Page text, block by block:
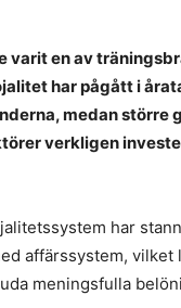
varit en av
har pågått i
medan större
verkligen
har
affärssystem,
meningsfulla